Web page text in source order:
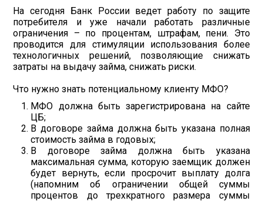
На сегодня Банк России ведет работу по защите
потребителя и уже начали работать различные
ограничения – по процентам, штрафам, пени. Это
проводится для стимуляции использования более
технологичных решений, позволяющие снижать
затраты на выдачу займа, снижать риски.
Что нужно знать потенциальному клиенту МФО?
МФО должна быть зарегистрирована на сайте
ЦБ;
В договоре займа должна быть указана полная
стоимость займа в годовых;
В договоре займа должна быть указана
максимальная сумма, которую заемщик должен
будет вернуть, если просрочит выплату долга
(напомним об ограничении общей суммы
процентов до трехкратного размера суммы